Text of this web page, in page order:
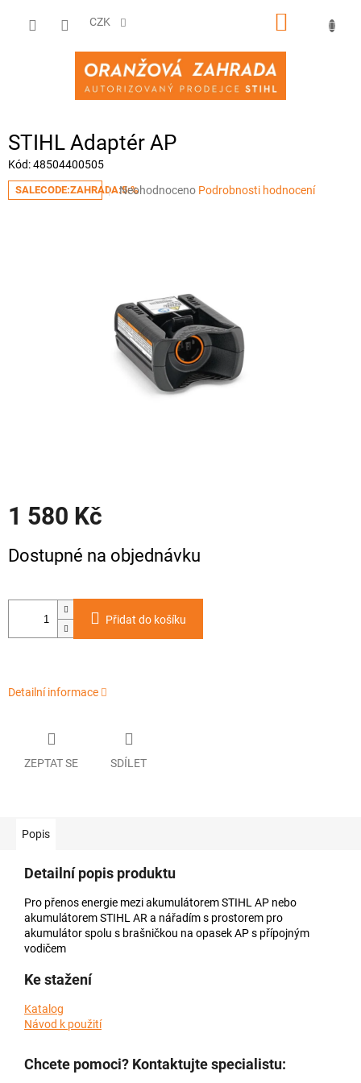
CZK
NÁKUPNÍ
STIHL Adaptér AP
Kód:48504400505
SALECODE:ZAHRADA:5:%Průměrné
hvězdiček.
Neohodnoceno Podrobnosti hodnocení
1 580 Kč
cena:
Dostupné na objednávku
Přidat do košíku
Detailní informace
ZEPTAT SE SDÍLET
Popis
Detailní popis produktu
Pro přenos energie mezi akumulátorem STIHL AP nebo
akumulátorem STIHL AR a nářadím s prostorem pro
akumulátor spolu s brašničkou na opasek AP s přípojným
vodičem
Ke stažení
Katalog
Návod k použití
Chcete pomoci? Kontaktujte specialistu: